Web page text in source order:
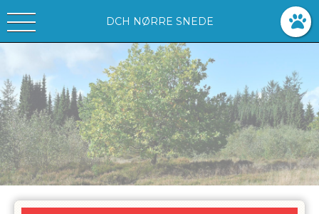
DCH NØRRE SNEDE